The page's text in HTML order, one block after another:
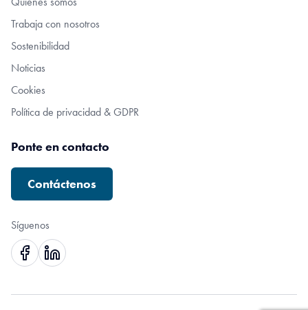
Trabaja con nosotros
Sostenibilidad
Noticias
Cookies
Política de privacidad & GDPR
Ponte en contacto
Contáctenos
Síguenos